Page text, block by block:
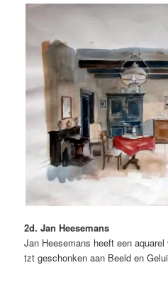
2d. Jan Heesemans
Jan Heesemans heeft een
tzt geschonken aan Beeld en